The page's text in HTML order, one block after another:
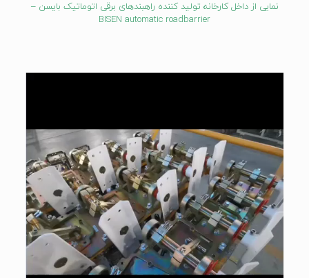
نمایی از داخل کارخانه تولید کننده راهبندهای برقی اتوماتیک بایسن –
BISEN automatic roadbarrier